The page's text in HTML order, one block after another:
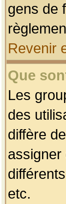
gens de
Revenir
Que
Les
des
diffère
assigner
etc.